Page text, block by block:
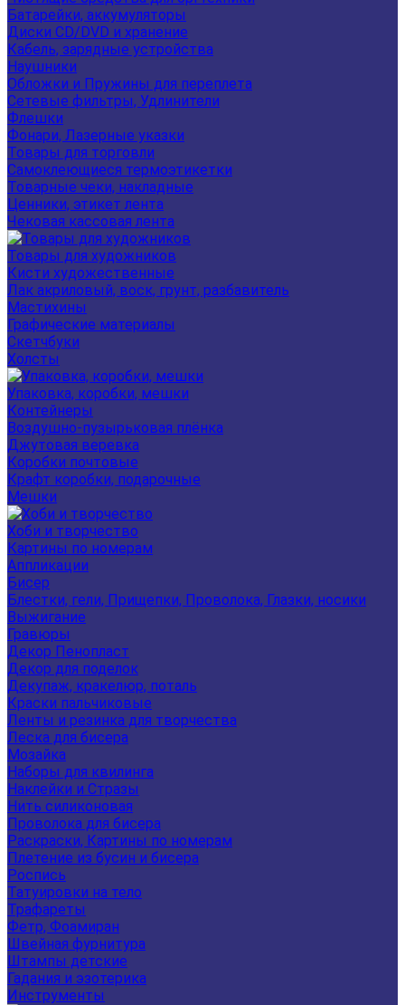
Батарейки, аккумуляторы
Диски CD/DVD и хранение
Кабель, зарядные устройства
Наушники
Обложки и Пружины для переплета
Сетевые фильтры, Удлинители
Флешки
Фонари, Лазерные указки
Товары для торговли
Самоклеющиеся термоэтикетки
Товарные чеки, накладные
Ценники, этикет лента
Чековая кассовая лента
Товары для художников
Кисти художественные
Лак акриловый, воск, грунт, разбавитель
Мастихины
Графические материалы
Скетчбуки
Холсты
Упаковка, коробки, мешки
Контейнеры
Воздушно-пузырьковая плёнка
Джутовая веревка
Коробки почтовые
Крафт коробки, подарочные
Мешки
Хоби и творчество
Картины по номерам
Аппликации
Бисер
Блестки, гели, Прищепки, Проволока, Глазки, носики
Выжигание
Гравюры
Декор Пенопласт
Декор для поделок
Декупаж, кракелюр, поталь
Краски пальчиковые
Ленты и резинка для творчества
Леска для бисера
Мозайка
Наборы для квилинга
Наклейки и Стразы
Нить силиконовая
Проволока для бисера
Раскраски, Картины по номерам
Плетение из бусин и бисера
Роспись
Татуировки на тело
Трафареты
Фетр, Фоамиран
Швейная фурнитура
Штампы детские
Гадания и эзотерика
Инструменты